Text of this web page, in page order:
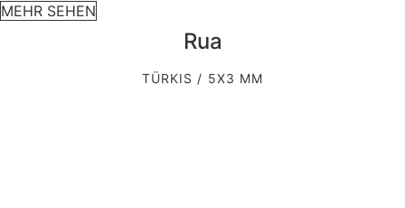
MEHR SEHEN
Rua
TÜRKIS / 5X3 MM